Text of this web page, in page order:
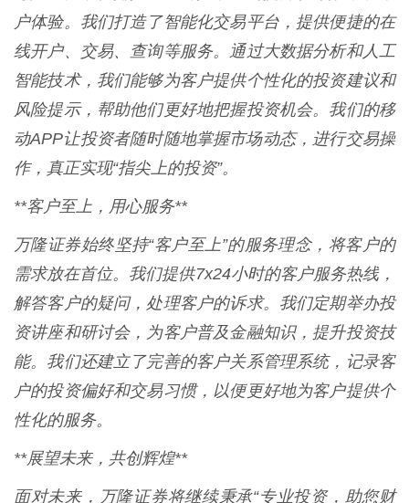
户体验。我们打造了智能化交易平台，提供便捷的在
线开户、交易、查询等服务。通过大数据分析和人工
智能技术，我们能够为客户提供个性化的投资建议和
风险提示，帮助他们更好地把握投资机会。我们的移
动APP让投资者随时随地掌握市场动态，进行交易操
作，真正实现“指尖上的投资”。
**客户至上，用心服务**
万隆证券始终坚持“客户至上”的服务理念，将客户的
需求放在首位。我们提供7x24小时的客户服务热线，
解答客户的疑问，处理客户的诉求。我们定期举办投
资讲座和研讨会，为客户普及金融知识，提升投资技
能。我们还建立了完善的客户关系管理系统，记录客
户的投资偏好和交易习惯，以便更好地为客户提供个
性化的服务。
**展望未来，共创辉煌**
面对未来，万隆证券将继续秉承“专业投资，助您财